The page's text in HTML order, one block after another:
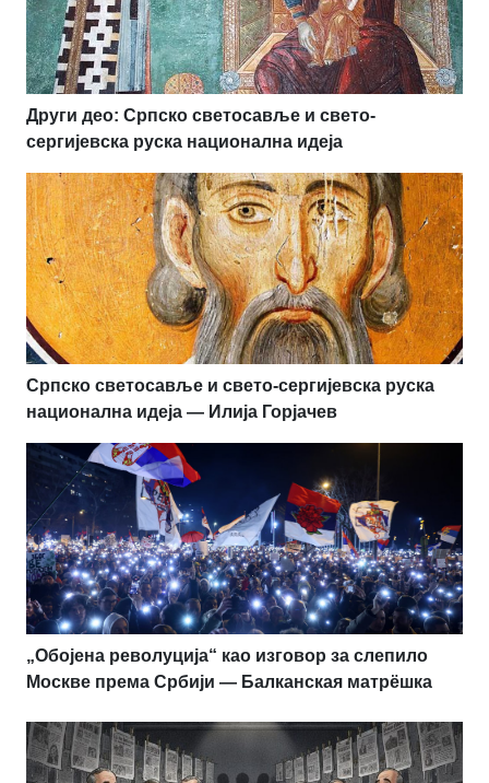
Други део: Српско светосавље и свето-
сергијевска руска национална идеја
Српско светосавље и свето-сергијевска руска
национална идеја — Илија Горјачев
„Обојена револуција“ као изговор за слепило
Москве према Србији — Балканская матрёшка